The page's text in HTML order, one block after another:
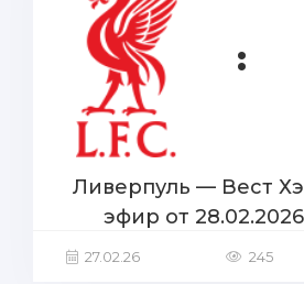
:
Ливерпуль — Вест
эфир от
27.02.26 245